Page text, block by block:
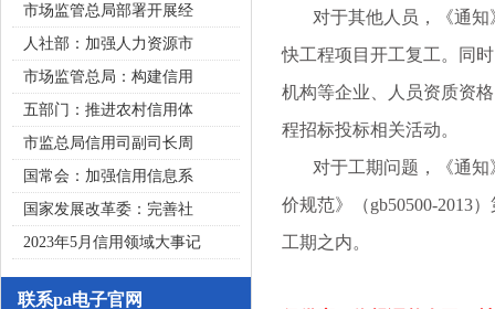
市场监管总局部署开展经
人社部：加强人力资源市
市场监管总局：构建信用
五部门：推进农村信用体
市监总局信用司副司长周
国常会：加强信用信息系
国家发展改革委：完善社
2023年5月信用领域大事记
联系pa电子官网
对于其他人员，《通知
快工程项目开工复工。同
机构等企业、人员资质资
程招标投标相关活动。
对于工期问题，《通知
价规范》（gb50500-2013
工期之内。